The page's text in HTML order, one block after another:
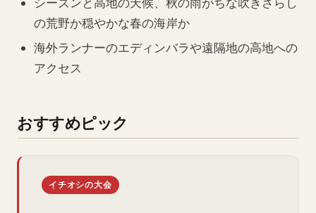
の荒野か穏やかな春の海岸か
海外ランナーのエディンバラや遠隔地の高地への
アクセス
おすすめピック
イチオシの大会